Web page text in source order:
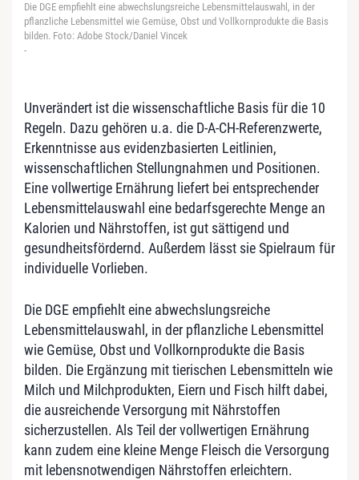
Die DGE empfiehlt eine abwechslungsreiche Lebensmittelauswahl, in der
pflanzliche Lebensmittel wie Gemüse, Obst und Vollkornprodukte die Basis
bilden. Foto: Adobe Stock/Daniel Vincek
-
Unverändert ist die wissenschaftliche Basis für die 10
Regeln. Dazu gehören u.a. die D-A-CH-Referenzwerte,
Erkenntnisse aus evidenzbasierten Leitlinien,
wissenschaftlichen Stellungnahmen und Positionen.
Eine vollwertige Ernährung liefert bei entsprechender
Lebensmittelauswahl eine bedarfsgerechte Menge an
Kalorien und Nährstoffen, ist gut sättigend und
gesundheitsfördernd. Außerdem lässt sie Spielraum für
individuelle Vorlieben.
Die DGE empfiehlt eine abwechslungsreiche
Lebensmittelauswahl, in der pflanzliche Lebensmittel
wie Gemüse, Obst und Vollkornprodukte die Basis
bilden. Die Ergänzung mit tierischen Lebensmitteln wie
Milch und Milchprodukten, Eiern und Fisch hilft dabei,
die ausreichende Versorgung mit Nährstoffen
sicherzustellen. Als Teil der vollwertigen Ernährung
kann zudem eine kleine Menge Fleisch die Versorgung
mit lebensnotwendigen Nährstoffen erleichtern.